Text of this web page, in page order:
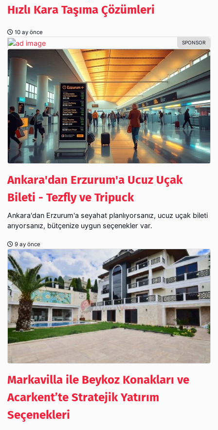
Hızlı Kara Taşıma Çözümleri
10 ay önce
Ankara'dan Erzurum'a Ucuz Uçak
Bileti - Tezfly ve Tripuck
Ankara'dan Erzurum'a seyahat planlıyorsanız, ucuz uçak bileti
arıyorsanız, bütçenize uygun seçenekler var.
9 ay önce
Markavilla ile Beykoz Konakları ve
Acarkent’te Stratejik Yatırım
Seçenekleri